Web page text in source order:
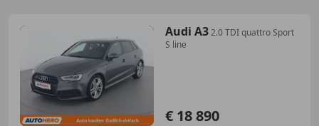
Audi A32.0 TDI quattro Sport
S line
€ 18 890